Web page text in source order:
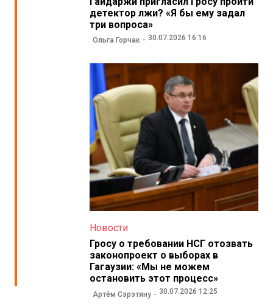
детектор лжи? «Я бы ему задал
три вопроса»
Ольга Горчак 30.07.2026 16:16
Новости
Гросу о требовании НСГ отозвать
законопроект о выборах в
Гагаузии: «Мы не можем
остановить этот процесс»
Артём Сэрэтяну 30.07.2026 12:25